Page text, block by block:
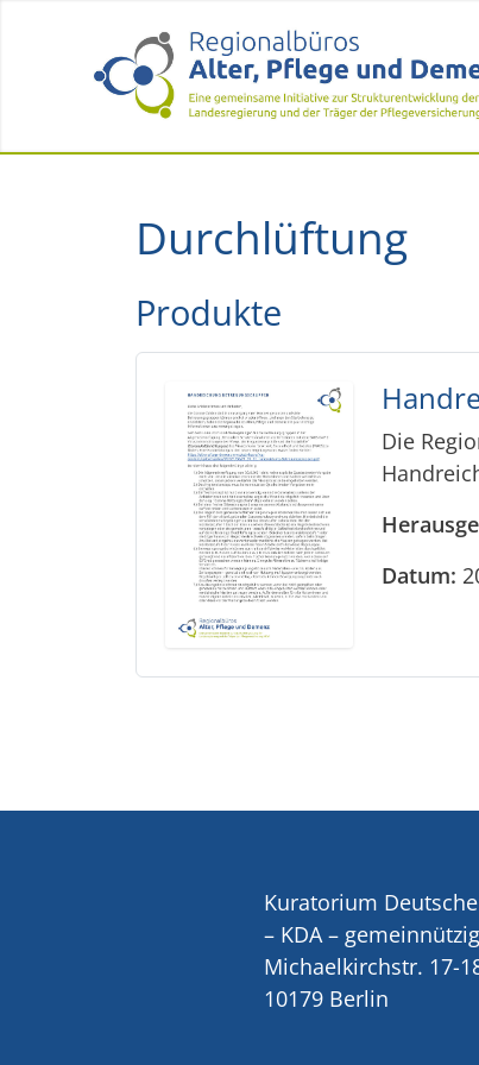
Durchlüftung
Produkte
Die
Datum:
Kuratorium
– KDA –
Michaelkirchstr. 17-
10179 Berlin